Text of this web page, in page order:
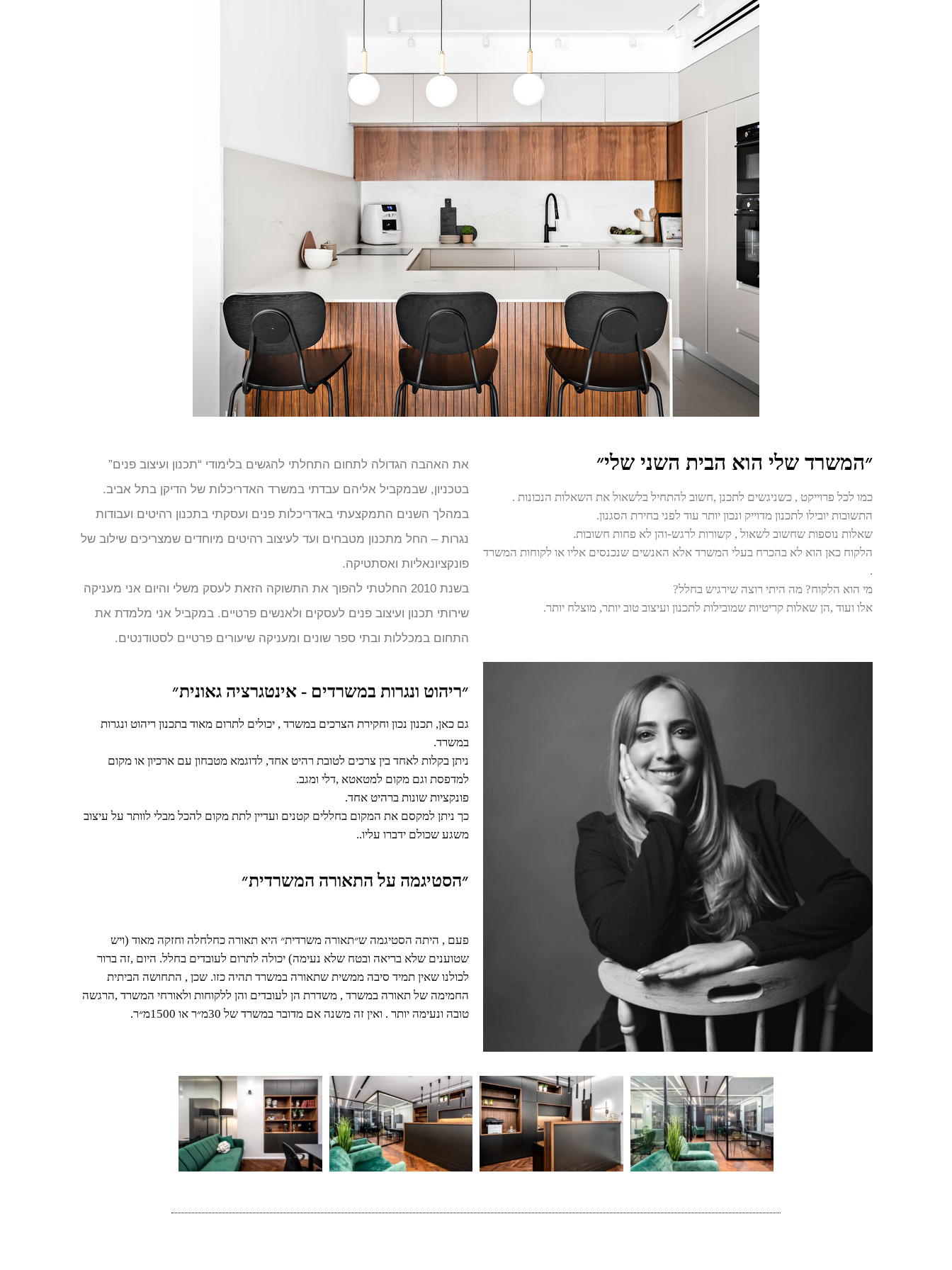
״המשרד שלי הוא הבית השני שלי״
כמו לכל פרוייקט , כשניגשים לתכנן ,חשוב להתחיל בלשאול את השאלות הנכונות .
התשובות יובילו לתכנון מדוייק ונכון יותר עוד לפני בחירת הסגנון.
שאלות נוספות שחשוב לשאול , קשורות לרגש-והן לא פחות חשובות.
הלקוח כאן הוא לא בהכרח בעלי המשרד אלא האנשים שנכנסים אליו או לקוחות המשרד
.
מי הוא הלקוח? מה היתי רוצה שירגיש בחלל?
אלו ועוד ,הן שאלות קריטיות שמובילות לתכנון ועיצוב טוב יותר, מוצלח יותר.
את האהבה הגדולה לתחום התחלתי להגשים בלימודי “תכנון ועיצוב פנים”
בטכניון, שבמקביל אליהם עבדתי במשרד האדריכלות של הדיקן בתל אביב.
במהלך השנים התמקצעתי באדריכלות פנים ועסקתי בתכנון רהיטים ועבודות
נגרות – החל מתכנון מטבחים ועד לעיצוב רהיטים מיוחדים שמצריכים שילוב של
פונקציונאליות ואסתטיקה.
בשנת 2010 החלטתי להפוך את התשוקה הזאת לעסק משלי והיום אני מעניקה
שירותי תכנון ועיצוב פנים לעסקים ולאנשים פרטיים. במקביל אני מלמדת את
התחום במכללות ובתי ספר שונים ומעניקה שיעורים פרטיים לסטודנטים.
״ריהוט ונגרות במשרדים - אינטגרציה גאונית״
גם כאן, תכנון נכון וחקירת הצרכים במשרד , יכולים לתרום מאוד בתכנון ריהוט ונגרות
במשרד.
ניתן בקלות לאחד בין צרכים לטובת רהיט אחד, לדוגמא מטבחון עם ארכיון או מקום
למדפסת וגם מקום למטאטא ,דלי ומגב.
פונקציות שונות ברהיט אחד.
כך ניתן למקסם את המקום בחללים קטנים ועדיין לתת מקום להכל מבלי לוותר על עיצוב
משגע שכולם ידברו עליו..
״הסטיגמה על התאורה המשרדית״
טובה ונעימה יותר . ואין זה משנה אם מדובר במשרד של 30מ״ר או 1500מ״ר.